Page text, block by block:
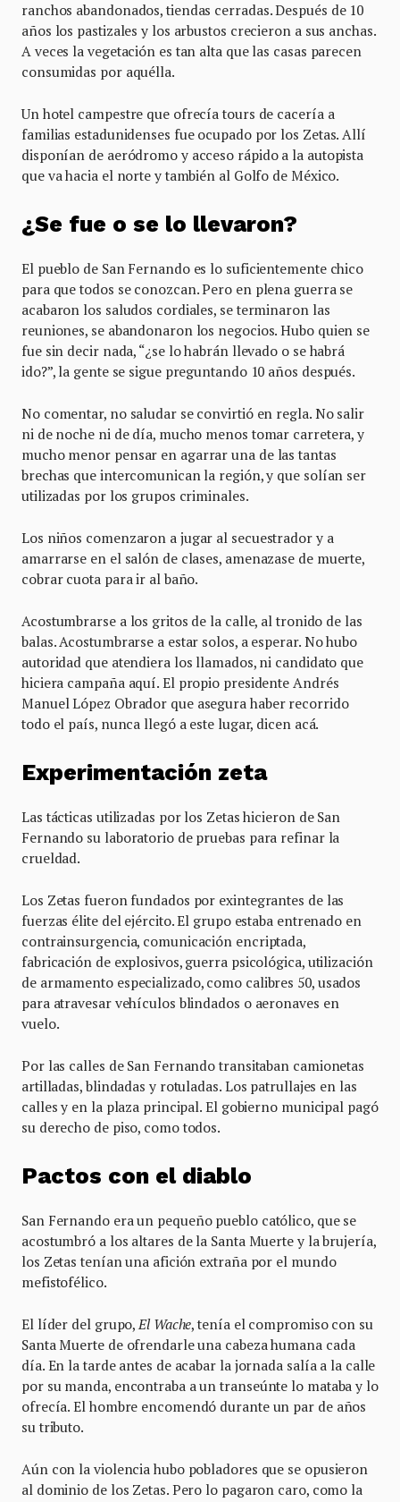
ranchos abandonados, tiendas cerradas. Después de 10
años los pastizales y los arbustos crecieron a sus anchas.
A veces la vegetación es tan alta que las casas parecen
consumidas por aquélla.
Un hotel campestre que ofrecía tours de cacería a
familias estadunidenses fue ocupado por los Zetas. Allí
disponían de aeródromo y acceso rápido a la autopista
que va hacia el norte y también al Golfo de México.
¿Se fue o se lo llevaron?
El pueblo de San Fernando es lo suficientemente chico
para que todos se conozcan. Pero en plena guerra se
acabaron los saludos cordiales, se terminaron las
reuniones, se abandonaron los negocios. Hubo quien se
fue sin decir nada, “¿se lo habrán llevado o se habrá
ido?”, la gente se sigue preguntando 10 años después.
No comentar, no saludar se convirtió en regla. No salir
ni de noche ni de día, mucho menos tomar carretera, y
mucho menor pensar en agarrar una de las tantas
brechas que intercomunican la región, y que solían ser
utilizadas por los grupos criminales.
Los niños comenzaron a jugar al secuestrador y a
amarrarse en el salón de clases, amenazase de muerte,
cobrar cuota para ir al baño.
Acostumbrarse a los gritos de la calle, al tronido de las
balas. Acostumbrarse a estar solos, a esperar. No hubo
autoridad que atendiera los llamados, ni candidato que
hiciera campaña aquí. El propio presidente Andrés
Manuel López Obrador que asegura haber recorrido
todo el país, nunca llegó a este lugar, dicen acá.
Experimentación zeta
Las tácticas utilizadas por los Zetas hicieron de San
Fernando su laboratorio de pruebas para refinar la
crueldad.
Los Zetas fueron fundados por exintegrantes de las
fuerzas élite del ejército. El grupo estaba entrenado en
contrainsurgencia, comunicación encriptada,
fabricación de explosivos, guerra psicológica, utilización
de armamento especializado, como calibres 50, usados
para atravesar vehículos blindados o aeronaves en
vuelo.
Por las calles de San Fernando transitaban camionetas
artilladas, blindadas y rotuladas. Los patrullajes en las
calles y en la plaza principal. El gobierno municipal pagó
su derecho de piso, como todos.
Pactos con el diablo
San Fernando era un pequeño pueblo católico, que se
acostumbró a los altares de la Santa Muerte y la brujería,
los Zetas tenían una afición extraña por el mundo
mefistofélico.
El líder del grupo, El Wache, tenía el compromiso con su
Santa Muerte de ofrendarle una cabeza humana cada
día. En la tarde antes de acabar la jornada salía a la calle
por su manda, encontraba a un transeúnte lo mataba y lo
ofrecía. El hombre encomendó durante un par de años
su tributo.
Aún con la violencia hubo pobladores que se opusieron
al dominio de los Zetas. Pero lo pagaron caro, como la